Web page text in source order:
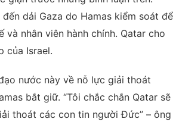
dải Gaza do Hamas kiểm soát để
nhân viên hành chính. Qatar cho
của Israel.
nước này về nỗ lực giải thoát
bắt giữ. “Tôi chắc chắn Qatar sẽ
thoát các con tin người Đức” – ông